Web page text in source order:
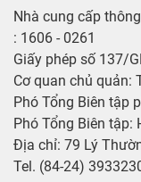
Nhà cung cấp
: 1606 - 0261
Giấy phép số 137/
Cơ quan chủ quản:
Phó Tổng Biên tập
Phó Tổng Biên tập:
Địa chỉ: 79 Lý
Tel. (84-24)